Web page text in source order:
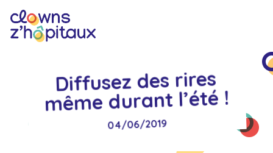
Diffusez des rires
même durant l’été !
04/06/2019